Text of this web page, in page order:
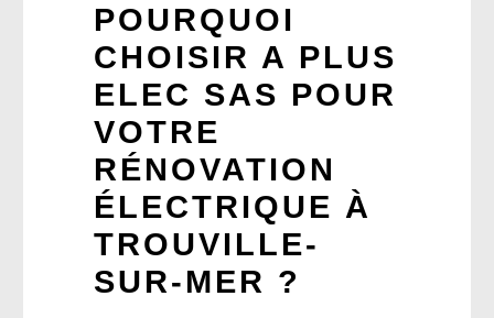
POURQUOI
CHOISIR A PLUS
ELEC SAS POUR
VOTRE
RÉNOVATION
ÉLECTRIQUE À
TROUVILLE-
SUR-MER ?